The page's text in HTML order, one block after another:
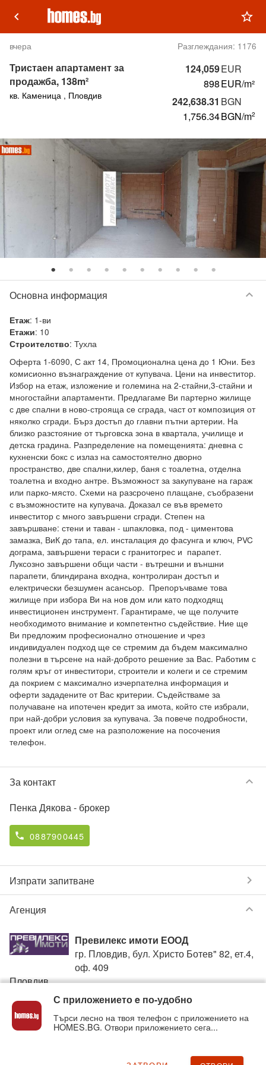
keyboard_arrow_left star_outline
вчера Разглеждания: 1176
124,059EUR
898EUR/m²
242,638.31 BGN
1,756.34BGN/m2
Тристаен апартамент за
продажба, 138m²
кв. Каменица , Пловдив
Основна информация keyboard_arrow_down
Етаж: 1-ви
Етажи: 10
Строителство: Тухла
Оферта 1-6090, С акт 14, Промоционална цена до 1 Юни. Без
комисионно възнаграждение от купувача. Цени на инвеститор.
Избор на етаж, изложение и големина на 2-стайни,3-стайни и
многостайни апартаменти. Предлагаме Ви партерно жилище
с две спални в ново-строяща се сграда, част от композиция от
няколко сгради. Бърз достъп до главни пътни артерии. На
близко разстояние от търговска зона в квартала, училище и
детска градина. Разпределение на помещенията: дневна с
кухненски бокс с излаз на самостоятелно дворно
пространство, две спални,килер, баня с тоалетна, отделна
тоалетна и входно антре. Възможност за закупуване на гараж
или парко-място. Схеми на разсрочено плащане, съобразени
с възможностите на купувача. Доказал се във времето
инвеститор с много завършени сгради. Степен на
завършване: стени и таван - шпакловка, под - циментова
замазка, ВиК до тапа, ел. инсталация до фасунга и ключ, PVC
дограма, завършени тераси с гранитогрес и  парапет.
Луксозно завършени общи части - вътрешни и външни
парапети, блиндирана входна, контролиран достъп и
електрически безшумен асансьор.  Препоръчваме това
жилище при избора Ви на нов дом или като подходящ
инвестиционен инструмент. Гарантираме, че ще получите
необходимото внимание и компетентно съдействие. Ние ще
Ви предложим професионално отношение и чрез
индивидуален подход ще се стремим да бъдем максимално
полезни в търсене на най-доброто решение за Вас. Работим с
голям кръг от инвеститори, строители и колеги и се стремим
да покрием с максимално изчерпателна информация и
оферти зададените от Вас критерии. Съдействаме за
получаване на ипотечен кредит за имота, който сте избрали,
при най-добри условия за купувача. За повече подробности,
проект или оглед сме на разположение на посочения
телефон.
За контакт keyboard_arrow_down
Пенка Дякова- брокер
phone 0887900445
Изпрати запитване chevron_right
Агенция keyboard_arrow_down
Превилекс имоти ЕООД
гр. Пловдив, бул. Христо Ботев" 82, ет.4,
оф. 409
Пловдив
phone 0887900445
Вижте всички обяви отПревилекс имоти ЕООД
С приложението e по-удобно
Търси лесно на твоя телефон с приложението на
HOMES.BG. Отвори приложението сега...